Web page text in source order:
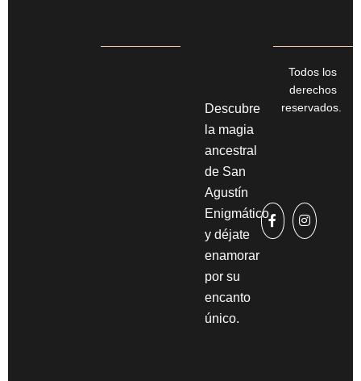
Descubre
la magia
ancestral
de San
Agustín
Enigmático
y déjate
enamorar
por su
encanto
único.
Todos los
derechos
reservados.